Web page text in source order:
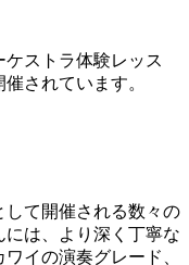
ケストラ体験レッス
されています。
して開催される数々の
は、より深く丁寧な
イの演奏グレード、